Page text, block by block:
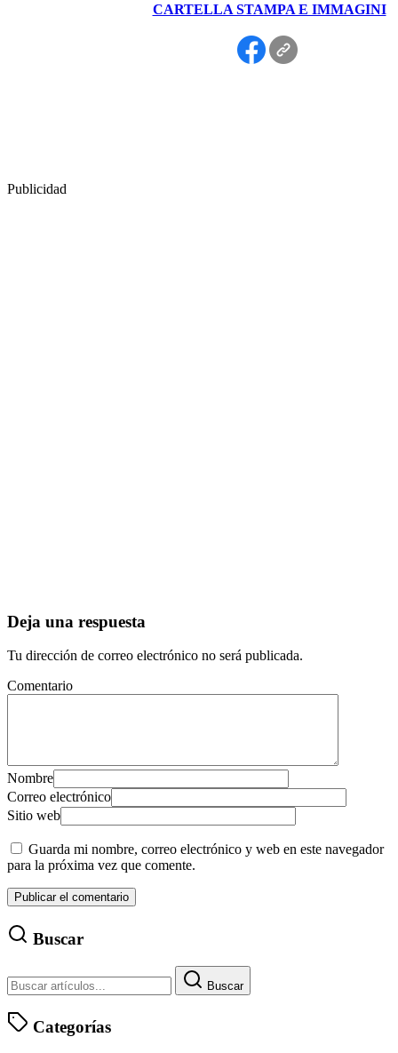
CARTELLA STAMPA E IMMAGINI
Publicidad
Deja una respuesta
Tu dirección de correo electrónico no será publicada.
Comentario
Nombre
Correo electrónico
Sitio web
Guarda mi nombre, correo electrónico y web en este navegador
para la próxima vez que comente.
Buscar
Buscar
Categorías